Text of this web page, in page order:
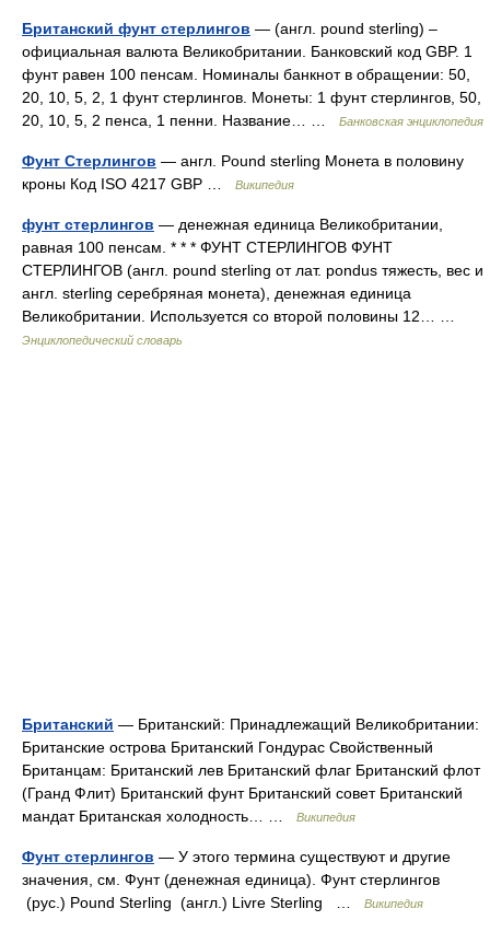
Британский фунт стерлингов — (англ. pound sterling) –
официальная валюта Великобритании. Банковский код GBP. 1
фунт равен 100 пенсам. Номиналы банкнот в обращении: 50,
20, 10, 5, 2, 1 фунт стерлингов. Монеты: 1 фунт стерлингов, 50,
20, 10, 5, 2 пенса, 1 пенни. Название… …
Банковская энциклопедия
Фунт Стерлингов — англ. Pound sterling Монета в половину
кроны Код ISO 4217 GBP …
Википедия
фунт стерлингов — денежная единица Великобритании,
равная 100 пенсам. * * * ФУНТ СТЕРЛИНГОВ ФУНТ
СТЕРЛИНГОВ (англ. pound sterling от лат. pondus тяжесть, вес и
англ. sterling серебряная монета), денежная единица
Великобритании. Используется со второй половины 12… …
Энциклопедический словарь
Британский — Британский: Принадлежащий Великобритании:
Британские острова Британский Гондурас Свойственный
Британцам: Британский лев Британский флаг Британский флот
(Гранд Флит) Британский фунт Британский совет Британский
мандат Британская холодность… …
Википедия
Фунт стерлингов — У этого термина существуют и другие
значения, см. Фунт (денежная единица). Фунт стерлингов
(рус.) Pound Sterling (англ.) Livre Sterling …
Википедия